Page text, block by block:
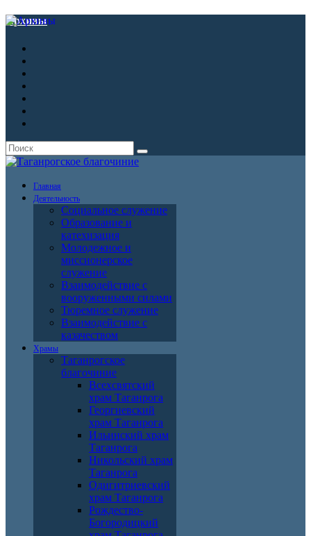
Архивы
Главная
Деятельность
Социальное служение
Образование и
катехизация
Молодежное и
миссионерское
служение
Взаимодействие с
вооруженными силами
Тюремное служение
Взаимодействие с
казачеством
Храмы
Таганрогское
благочиние
Всехсвятский
храм Таганрога
Георгиевский
храм Таганрога
Ильинский храм
Таганрога
Никольский храм
Таганрога
Одигитриевский
храм Таганрога
Рождество-
Богородицкий